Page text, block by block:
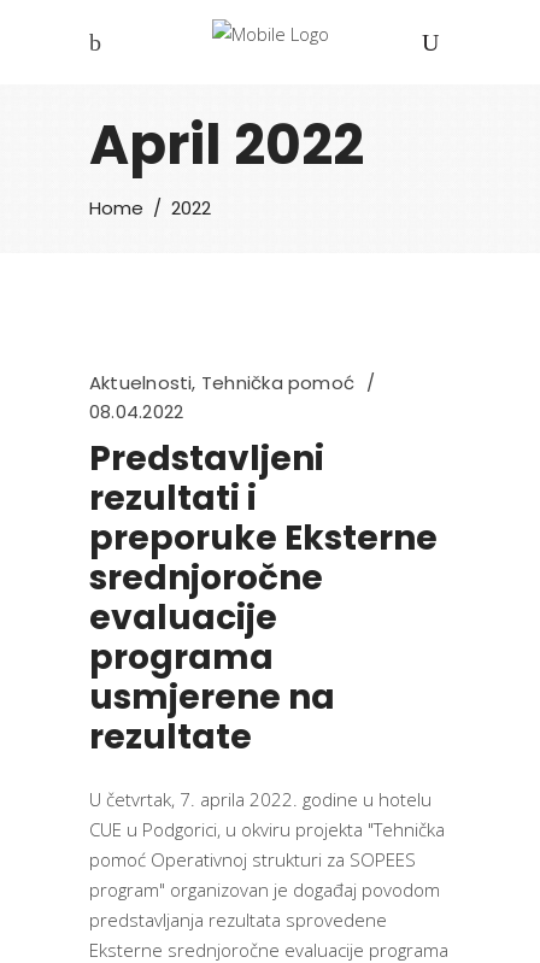
April 2022
Home / 2022
Aktuelnosti, Tehnička pomoć
08.04.2022
Predstavljeni
rezultati i
preporuke Eksterne
srednjoročne
evaluacije
programa
usmjerene na
rezultate
U četvrtak, 7. aprila 2022. godine u hotelu
CUE u Podgorici, u okviru projekta "Tehnička
pomoć Operativnoj strukturi za SOPEES
program" organizovan je događaj povodom
predstavljanja rezultata sprovedene
Eksterne srednjoročne evaluacije programa